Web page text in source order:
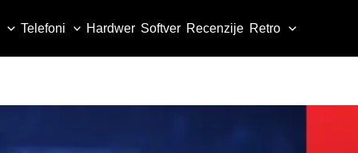
Telefoni Hardwer Softver Recenzije Retro